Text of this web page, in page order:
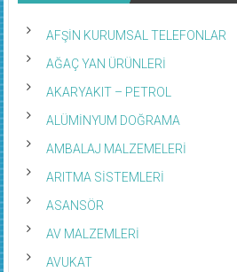
AFŞİN KURUMSAL TELEFONLAR
AĞAÇ YAN ÜRÜNLERİ
AKARYAKIT – PETROL
ALÜMİNYUM DOĞRAMA
AMBALAJ MALZEMELERİ
ARITMA SİSTEMLERİ
ASANSÖR
AV MALZEMLERİ
AVUKAT